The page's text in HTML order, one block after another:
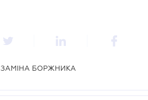
ЗАМІНА БОРЖНИКА